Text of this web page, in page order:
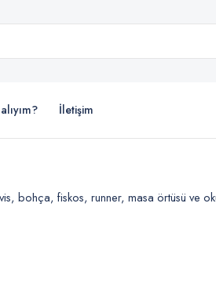
İletişim
bohça, fiskos, runner, masa örtüsü ve